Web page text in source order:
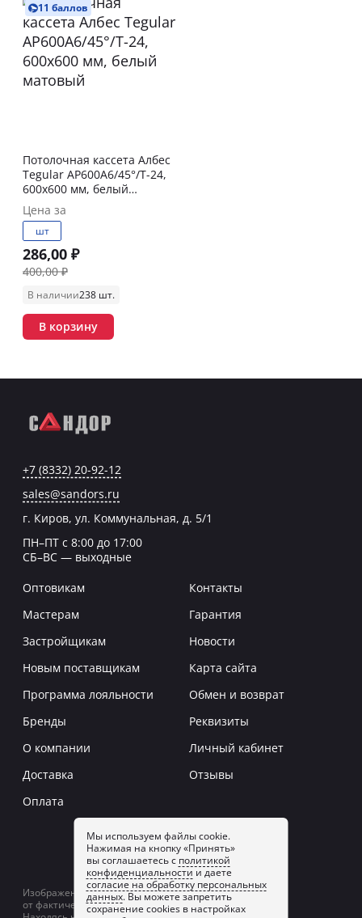
11 баллов
Потолочная кассета Албес
Tegular AP600A6/45°/Т-24,
600х600 мм, белый
матовый
Цена за
шт
286,00 ₽
400,00 ₽
В наличии238 шт.
В корзину
Мы используем файлы cookie.
Нажимая на кнопку «Принять»
вы соглашаетесь с политикой
конфиденциальности и даете
согласие на обработку персональных
данных. Вы можете запретить
сохранение cookies в настройках
+7 (8332) 20-92-12
sales@sandors.ru
г. Киров, ул. Коммунальная, д. 5/1
ПН–ПТ с 8:00 до 17:00
СБ–ВС — выходные
Оптовикам
Мастерам
Застройщикам
Новым поставщикам
Программа лояльности
Бренды
О компании
Доставка
Оплата
Контакты
Гарантия
Новости
Карта сайта
Обмен и возврат
Реквизиты
Личный кабинет
Отзывы
Заказать звонок
Изображение товаров на сайте может отличаться
от фактического изображения.